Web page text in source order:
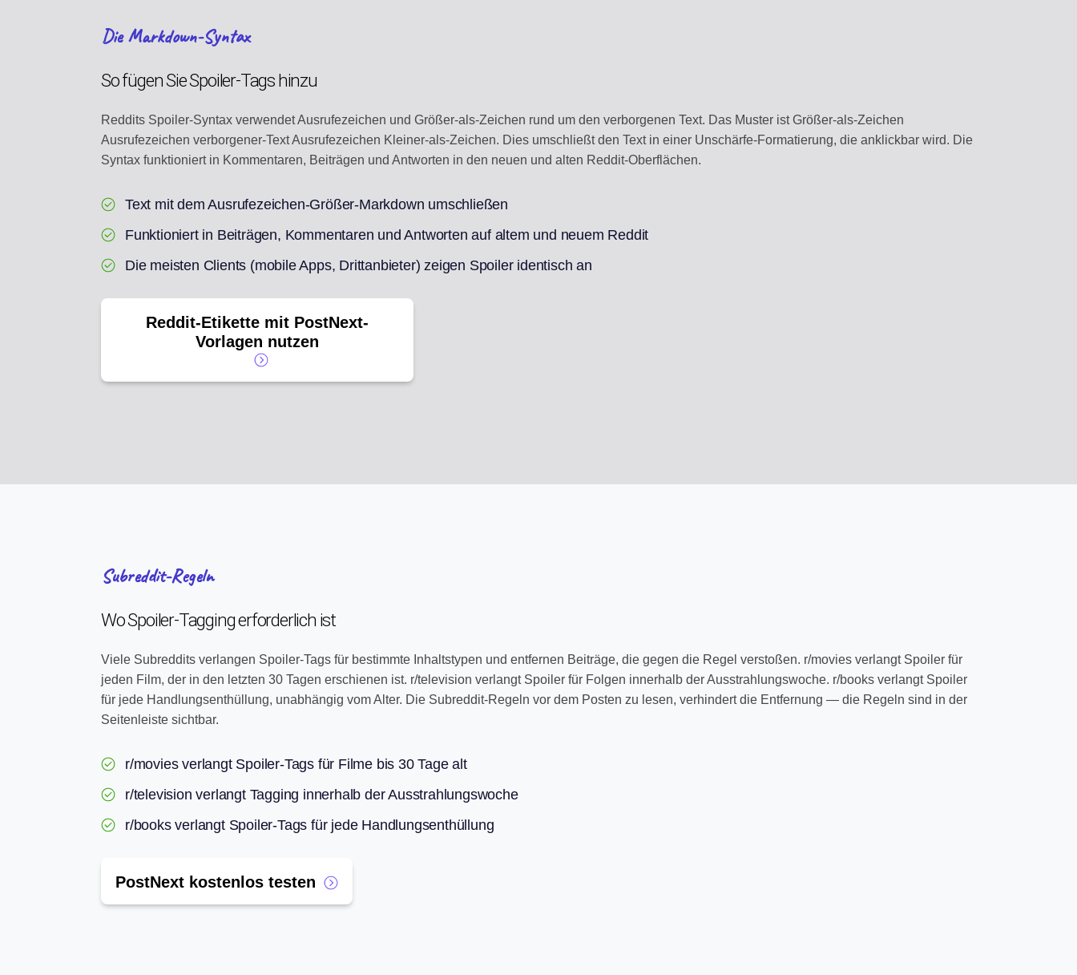
Die Markdown-Syntax
So fügen Sie Spoiler-Tags hinzu
Reddits Spoiler-Syntax verwendet Ausrufezeichen und Größer-als-Zeichen rund um den verborgenen Text. Das Muster ist Größer-als-Zeichen
Ausrufezeichen verborgener-Text Ausrufezeichen Kleiner-als-Zeichen. Dies umschließt den Text in einer Unschärfe-Formatierung, die anklickbar wird. Die
Syntax funktioniert in Kommentaren, Beiträgen und Antworten in den neuen und alten Reddit-Oberflächen.
Text mit dem Ausrufezeichen-Größer-Markdown umschließen
Funktioniert in Beiträgen, Kommentaren und Antworten auf altem und neuem Reddit
Die meisten Clients (mobile Apps, Drittanbieter) zeigen Spoiler identisch an
Reddit-Etikette mit PostNext-
Vorlagen nutzen
Subreddit-Regeln
Wo Spoiler-Tagging erforderlich ist
Viele Subreddits verlangen Spoiler-Tags für bestimmte Inhaltstypen und entfernen Beiträge, die gegen die Regel verstoßen. r/movies verlangt Spoiler für
jeden Film, der in den letzten 30 Tagen erschienen ist. r/television verlangt Spoiler für Folgen innerhalb der Ausstrahlungswoche. r/books verlangt Spoiler
für jede Handlungsenthüllung, unabhängig vom Alter. Die Subreddit-Regeln vor dem Posten zu lesen, verhindert die Entfernung — die Regeln sind in der
Seitenleiste sichtbar.
r/movies verlangt Spoiler-Tags für Filme bis 30 Tage alt
r/television verlangt Tagging innerhalb der Ausstrahlungswoche
r/books verlangt Spoiler-Tags für jede Handlungsenthüllung
PostNext kostenlos testen